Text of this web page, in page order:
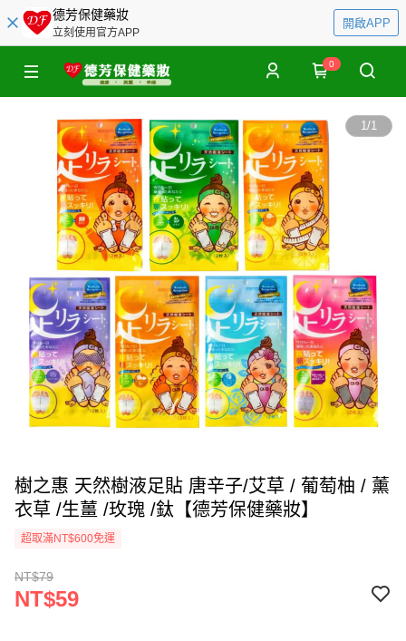
德芳保健藥妝
立刻使用官方APP
開啟APP
0
1/1
樹之惠 天然樹液足貼 唐辛子/艾草 / 葡萄柚 / 薰
衣草 /生薑 /玫瑰 /鈦【德芳保健藥妝】
超取滿NT$600免運
NT$79
NT$59